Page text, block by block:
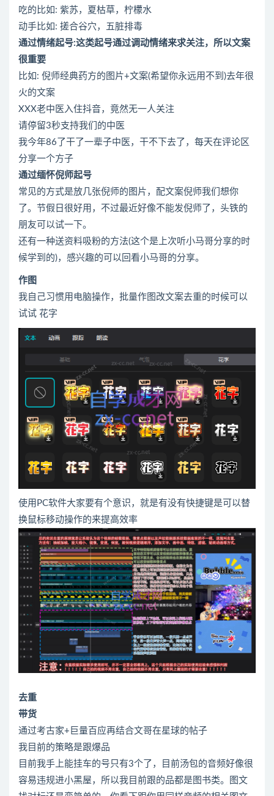
吃的比如: 紫苏，夏枯草，柠檬水
动手比如: 搓合谷穴，五脏排毒
通过情绪起号:这类起号通过调动情绪来求关注，所以文案
很重要
比如: 倪师经典药方的图片+文案(希望你永远用不到)去年很
火的文案
XXX老中医入住抖音，竟然无一人关注
请停留3秒支持我们的中医
我今年86了干了一辈子中医，干不下去了，每天在评论区
分享一个方子
通过缅怀倪师起号
常见的方式是放几张倪师的图片，配文案倪师我们想你
了。节假日很好用，不过最近好像不能发倪师了，头铁的
朋友可以试一下。
还有一种送资料吸粉的方法(这个是上次听小马哥分享的时
候学到的)，感兴趣的可以回看小马哥的分享。
作图
我自己习惯用电脑操作，批量作图改文案去重的时候可以
试试 花字
使用PC软件大家要有个意识，就是有没有快捷键是可以替
换鼠标移动操作的来提高效率
去重
带货
通过考古家+巨量百应再结合文哥在星球的帖子
我目前的策略是跟爆品
目前我手上能挂车的号只有3个了，目前汤包的音频好像很
容易违规进小黑屋，所以我目前跟的品都是图书类。图文